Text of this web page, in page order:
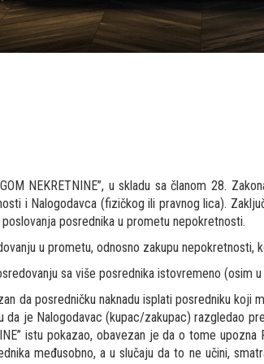
NEKRETNINE”, u skladu sa članom 28.
i Nalogodavca (fizičkog ili pravnog lica).
posrednika u prometu nepokretnosti.
u prometu, odnosno zakupu nepokretnosti,
sa više posrednika istovremeno (osim
da posredničku naknadu isplati posredniku
da je Nalogodavac (kupac/zakupac) razgledao
istu pokazao, obavezan je da o tome
međusobno, a u slučaju da to ne učini,